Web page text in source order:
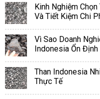
Kinh Nghiệm
Và Tiết Kiệm Chi
Vì Sao Doanh
Indonesia Ổn Định
Than Indonesia
Thực Tế